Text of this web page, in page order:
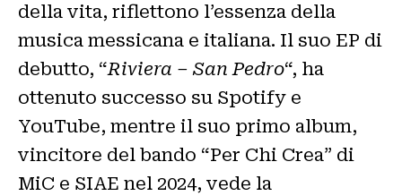
della vita, riflettono l’essenza della
musica messicana e italiana. Il suo EP di
debutto, “Riviera – San Pedro“, ha
ottenuto successo su Spotify e
YouTube, mentre il suo primo album,
vincitore del bando “Per Chi Crea” di
MiC e SIAE nel 2024, vede la